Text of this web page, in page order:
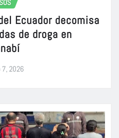
Ecuador decomisa
de droga en
7, 2026